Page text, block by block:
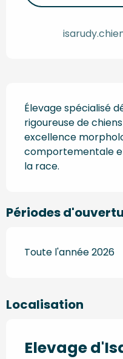
Description
Élevage spécialisé
rigoureuse de
excellence
comportementale
la race.
Périodes
Toute l'année 2026
Localisation
Elevage